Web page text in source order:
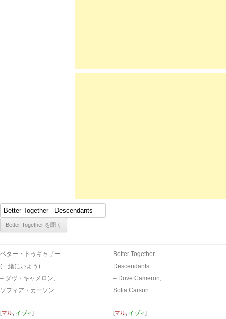
ベター・トゥギャザー
(一緒にいよう)
– ダヴ・キャメロン、
ソフィア・カーソン
[マル イヴィ]
Better Together
Descendants
– Dove Cameron,
Sofia Carson
[マル イヴィ]